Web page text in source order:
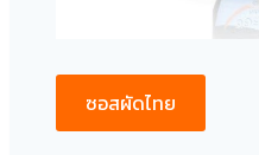
ซอสผัดไทย